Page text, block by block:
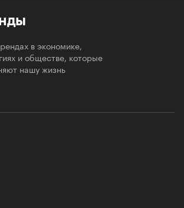
в экономике,
и обществе, которые
нашу жизнь